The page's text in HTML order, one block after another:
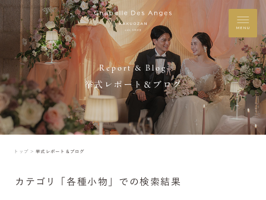
MENU
Report & Blog
挙式レポート＆ブログ
トップ ＞ 挙式レポート＆ブログ
カテゴリ「各種小物」での検索結果